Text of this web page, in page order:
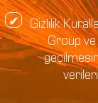
Gizlilik
Group ve